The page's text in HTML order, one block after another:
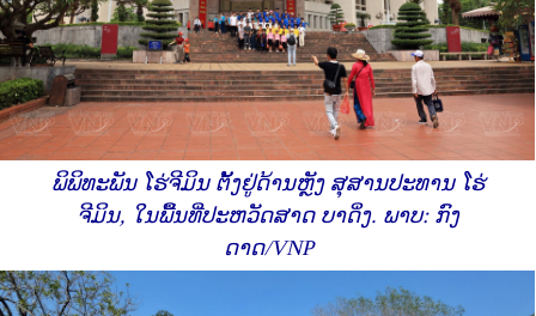
ພິພິທະພັນ ໂຮ່ຈີມິນ ຕັ້ງຢູ່ດ້ານຫຼັງ ສຸສານປະທານ ໂຮ່
ຈີມິນ, ໃນພື້ນທີ່ປະຫວັດສາດ ບາດິ່ງ. ພາບ: ກົງ
ດາດ/VNP